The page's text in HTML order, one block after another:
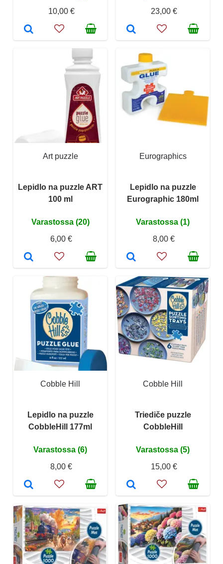
10,00 €
23,00 €
Art puzzle
Lepidlo na puzzle ART
100 ml
Varastossa (20)
6,00 €
Eurographics
Lepidlo na puzzle
Eurographic 180ml
Varastossa (1)
8,00 €
Cobble Hill
Lepidlo na puzzle
CobbleHill 177ml
Varastossa (6)
8,00 €
Cobble Hill
Triediče puzzle
CobbleHill
Varastossa (5)
15,00 €